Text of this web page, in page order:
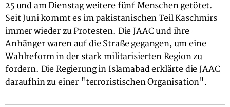
25 und am Dienstag weitere fünf Menschen getötet.
Seit Juni kommt es im pakistanischen Teil Kaschmirs
immer wieder zu Protesten. Die JAAC und ihre
Anhänger waren auf die Straße gegangen, um eine
Wahlreform in der stark militarisierten Region zu
fordern. Die Regierung in Islamabad erklärte die JAAC
daraufhin zu einer "terroristischen Organisation".